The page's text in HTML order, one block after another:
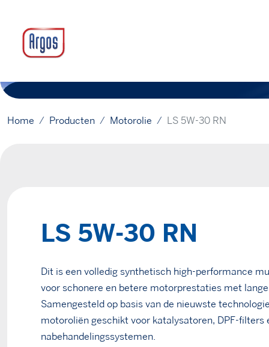
Home Producten Motorolie LS 5W-30 RN
LS 5W-30 RN
Dit is een volledig synthetisch high-performance
voor schonere en betere motorprestaties met
Samengesteld op basis van de nieuwste
motoroliën geschikt voor katalysatoren, DPF-filters
nabehandelingssystemen.